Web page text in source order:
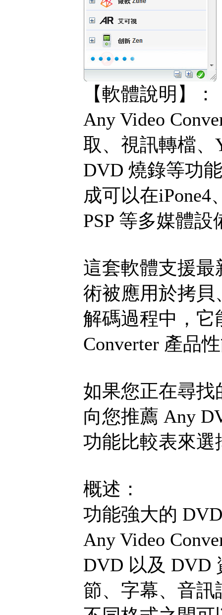
【軟體說明】：
Any Video
取、視訊轉檔、
DVD 燒錄等功
成可以在iPone4
PSP 等多媒體
這套軟體支援
術被應用於拷
解碼過程中，它
Converter 產品
如果您正在尋
向您推薦 Any
功能比較表來
概述：
功能強大的
Any Video
DVD 以及 DVD
節、字幕、音